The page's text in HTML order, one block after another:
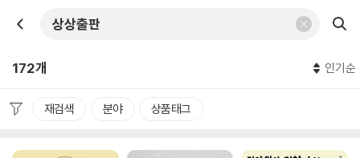
172개 인기순
재검색 분야 상품태그